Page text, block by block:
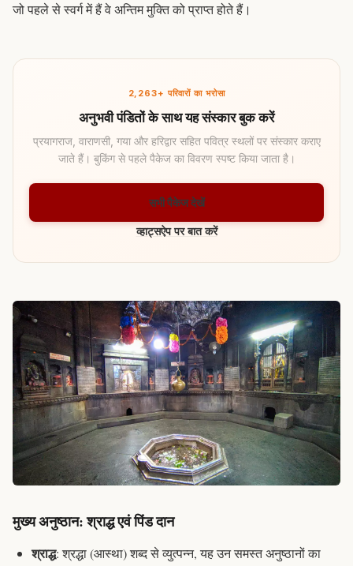
जो पहले से स्वर्ग में हैं वे अन्तिम मुक्ति को प्राप्त होते हैं।
2,263+ परिवारों का भरोसा
अनुभवी पंडितों के साथ यह संस्कार बुक करें
प्रयागराज, वाराणसी, गया और हरिद्वार सहित पवित्र स्थलों पर संस्कार कराए
जाते हैं। बुकिंग से पहले पैकेज का विवरण स्पष्ट किया जाता है।
सभी पैकेज देखें
व्हाट्सऐप पर बात करें
मुख्य अनुष्ठान: श्राद्ध एवं पिंड दान
श्राद्ध:श्रद्धा(आस्था) शब्द से व्युत्पन्न, यह उन समस्त अनुष्ठानों का